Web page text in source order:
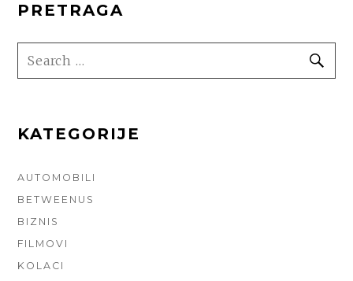
PRETRAGA
SEARCH
FOR:
KATEGORIJE
AUTOMOBILI
BETWEENUS
BIZNIS
FILMOVI
KOLACI